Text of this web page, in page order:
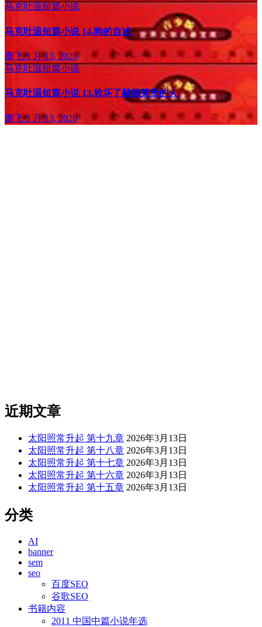
马克吐温短篇小说
马克吐温短篇小说 14.狗的自述
鹿飞3 月 13, 2026
马克吐温短篇小说
马克吐温短篇小说 13.败坏了赫德莱堡的人
鹿飞3 月 13, 2026
近期文章
太阳照常升起 第十九章 2026年3月13日
太阳照常升起 第十八章 2026年3月13日
太阳照常升起 第十七章 2026年3月13日
太阳照常升起 第十六章 2026年3月13日
太阳照常升起 第十五章 2026年3月13日
分类
AI
banner
sem
seo
百度SEO
谷歌SEO
书籍内容
2011 中国中篇小说年选